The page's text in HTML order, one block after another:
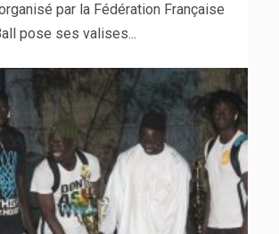
par la Fédération Française
pose ses valises...